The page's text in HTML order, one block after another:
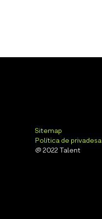
Sitemap
Política de privadesa
@ 2022 Talent